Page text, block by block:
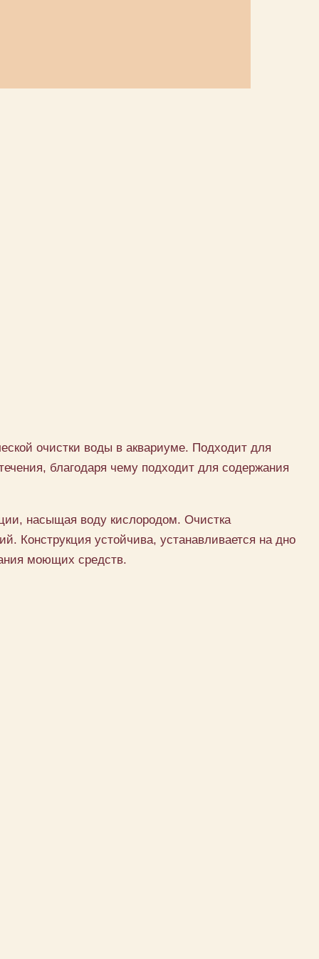
очистки воды в аквариуме. Подходит для
благодаря чему подходит для содержания
насыщая воду кислородом. Очистка
Конструкция устойчива, устанавливается на дно
моющих средств.